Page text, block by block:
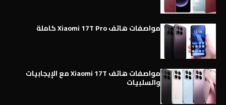
مواصفات هاتف Xiaomi 17T Pro كاملة
مواصفات هاتف Xiaomi 17T مع الإيجابيات
والسلبيات